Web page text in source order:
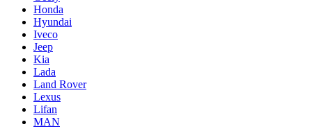
Honda
Hyundai
Iveco
Jeep
Kia
Lada
Land Rover
Lexus
Lifan
MAN